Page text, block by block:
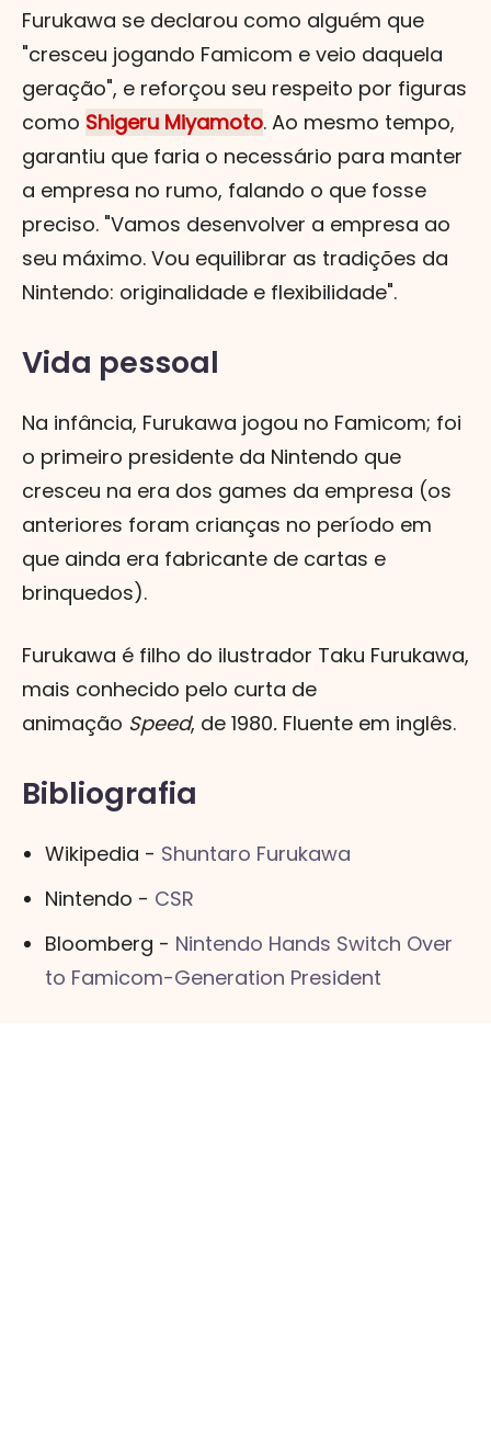
Furukawa se declarou como alguém que
"cresceu jogando Famicom e veio daquela
geração", e reforçou seu respeito por figuras
como Shigeru Miyamoto. Ao mesmo tempo,
garantiu que faria o necessário para manter
a empresa no rumo, falando o que fosse
preciso. "Vamos desenvolver a empresa ao
seu máximo. Vou equilibrar as tradições da
Nintendo: originalidade e flexibilidade".
Vida pessoal
Na infância, Furukawa jogou no Famicom; foi
o primeiro presidente da Nintendo que
cresceu na era dos games da empresa (os
anteriores foram crianças no período em
que ainda era fabricante de cartas e
brinquedos).
Furukawa é filho do ilustrador Taku Furukawa,
mais conhecido pelo curta de
animação Speed, de 1980. Fluente em inglês.
Bibliografia
Wikipedia - Shuntaro Furukawa
Nintendo - CSR
Bloomberg - Nintendo Hands Switch Over
to Famicom-Generation President